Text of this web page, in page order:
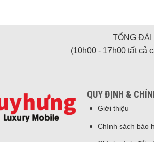
TỔNG ĐÀI
(10h00 - 17h00 tất cả
QUY ĐỊNH &
Giới thiệu
Chính sách bảo